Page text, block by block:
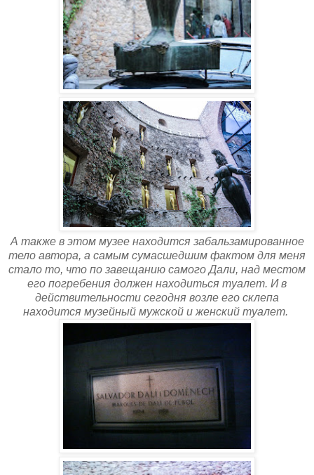
А также в этом музее находится забальзамированное
тело автора, а самым сумасшедшим фактом для меня
стало то, что по завещанию самого Дали, над местом
его погребения должен находиться туалет. И в
действительности сегодня возле его склепа
находится музейный мужской и женский туалет.